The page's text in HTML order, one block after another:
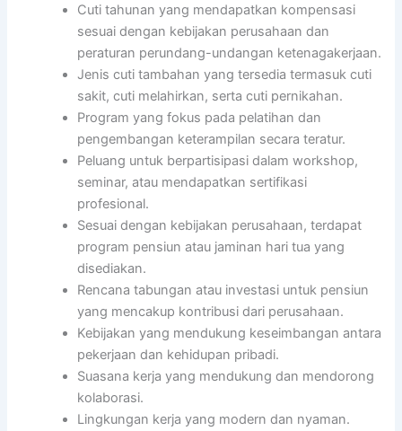
Cuti tahunan yang mendapatkan kompensasi
sesuai dengan kebijakan perusahaan dan
peraturan perundang-undangan ketenagakerjaan.
Jenis cuti tambahan yang tersedia termasuk cuti
sakit, cuti melahirkan, serta cuti pernikahan.
Program yang fokus pada pelatihan dan
pengembangan keterampilan secara teratur.
Peluang untuk berpartisipasi dalam workshop,
seminar, atau mendapatkan sertifikasi
profesional.
Sesuai dengan kebijakan perusahaan, terdapat
program pensiun atau jaminan hari tua yang
disediakan.
Rencana tabungan atau investasi untuk pensiun
yang mencakup kontribusi dari perusahaan.
Kebijakan yang mendukung keseimbangan antara
pekerjaan dan kehidupan pribadi.
Suasana kerja yang mendukung dan mendorong
kolaborasi.
Lingkungan kerja yang modern dan nyaman.